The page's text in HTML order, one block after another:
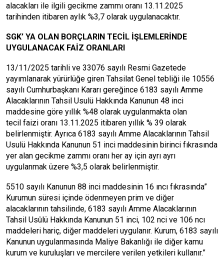
alacakları ile ilgili gecikme zammı oranı 13.11.2025
tarihinden itibaren aylık %3,7 olarak uygulanacaktır.
SGK’ YA OLAN BORÇLARIN TECİL İŞLEMLERİNDE
UYGULANACAK FAİZ ORANLARI
13/11/2025 tarihli ve 33076 sayılı Resmi Gazetede
yayımlanarak yürürlüğe giren Tahsilat Genel tebliği ile 10556
sayılı Cumhurbaşkanı Kararı gereğince 6183 sayılı Amme
Alacaklarının Tahsil Usulü Hakkında Kanunun 48 inci
maddesine göre yıllık %48 olarak uygulanmakta olan
tecil faizi oranı 13.11.2025 itibaren yıllık % 39 olarak
belirlenmiştir. Ayrıca 6183 sayılı Amme Alacaklarının Tahsil
Usulü Hakkında Kanunun 51 inci maddesinin birinci fıkrasında
yer alan gecikme zammı oranı her ay için ayrı ayrı
uygulanmak üzere %3,5 olarak belirlenmiştir.
5510 sayılı Kanunun 88 inci maddesinin 16 ıncı fıkrasında”
Kurumun süresi içinde ödenmeyen prim ve diğer
alacaklarının tahsilinde, 6183 sayılı Amme Alacaklarının
Tahsil Usûlü Hakkında Kanunun 51 inci, 102 nci ve 106 ncı
maddeleri hariç, diğer maddeleri uygulanır. Kurum, 6183 sayılı
Kanunun uygulanmasında Maliye Bakanlığı ile diğer kamu
kurum ve kuruluşları ve mercilere verilen yetkileri kullanır.”